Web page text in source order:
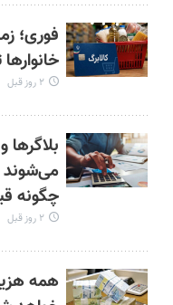
فوری؛
۲ روز قبل
چگونه
۲ روز قبل
همه